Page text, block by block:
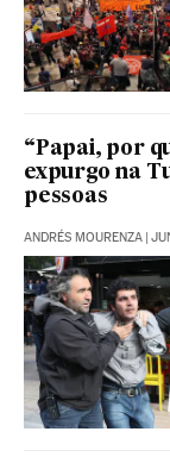
“Papai, por
expurgo na
pessoas
ANDRÉS MOURENZA |